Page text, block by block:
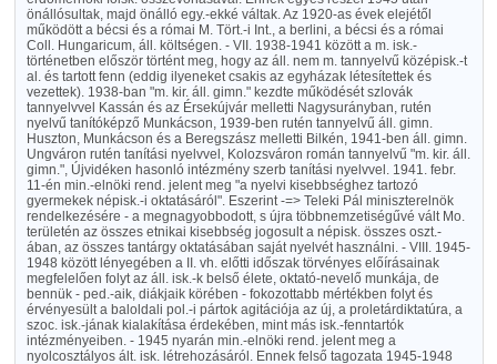
önállósultak, majd önálló egy.-ekké váltak. Az 1920-as évek elejétől
működött a bécsi és a római M. Tört.-i Int., a berlini, a bécsi és a római
Coll. Hungaricum, áll. költségen. - VII. 1938-1941 között a m. isk.-
történetben először történt meg, hogy az áll. nem m. tannyelvű középisk.-t
al. és tartott fenn (eddig ilyeneket csakis az egyházak létesítettek és
vezettek). 1938-ban "m. kir. áll. gimn." kezdte működését szlovák
tannyelvvel Kassán és az Érsekújvár melletti Nagysurányban, rutén
nyelvű tanítóképző Munkácson, 1939-ben rutén tannyelvű áll. gimn.
Huszton, Munkácson és a Beregszász melletti Bilkén, 1941-ben áll. gimn.
Ungváron rutén tanítási nyelvvel, Kolozsváron román tannyelvű "m. kir. áll.
gimn.", Újvidéken hasonló intézmény szerb tanítási nyelvvel. 1941. febr.
11-én min.-elnöki rend. jelent meg "a nyelvi kisebbséghez tartozó
gyermekek népisk.-i oktatásáról". Eszerint -=> Teleki Pál miniszterelnök
rendelkezésére - a megnagyobbodott, s újra többnemzetiségűvé vált Mo.
területén az összes etnikai kisebbség jogosult a népisk. összes oszt.-
ában, az összes tantárgy oktatásában saját nyelvét használni. - VIII. 1945-
1948 között lényegében a II. vh. előtti időszak törvényes előírásainak
megfelelően folyt az áll. isk.-k belső élete, oktató-nevelő munkája, de
bennük - ped.-aik, diákjaik körében - fokozottabb mértékben folyt és
érvényesült a baloldali pol.-i pártok agitációja az új, a proletárdiktatúra, a
szoc. isk.-jának kialakítása érdekében, mint más isk.-fenntartók
intézményeiben. - 1945 nyarán min.-elnöki rend. jelent meg a
nyolcosztályos ált. isk. létrehozásáról. Ennek felső tagozata 1945-1948